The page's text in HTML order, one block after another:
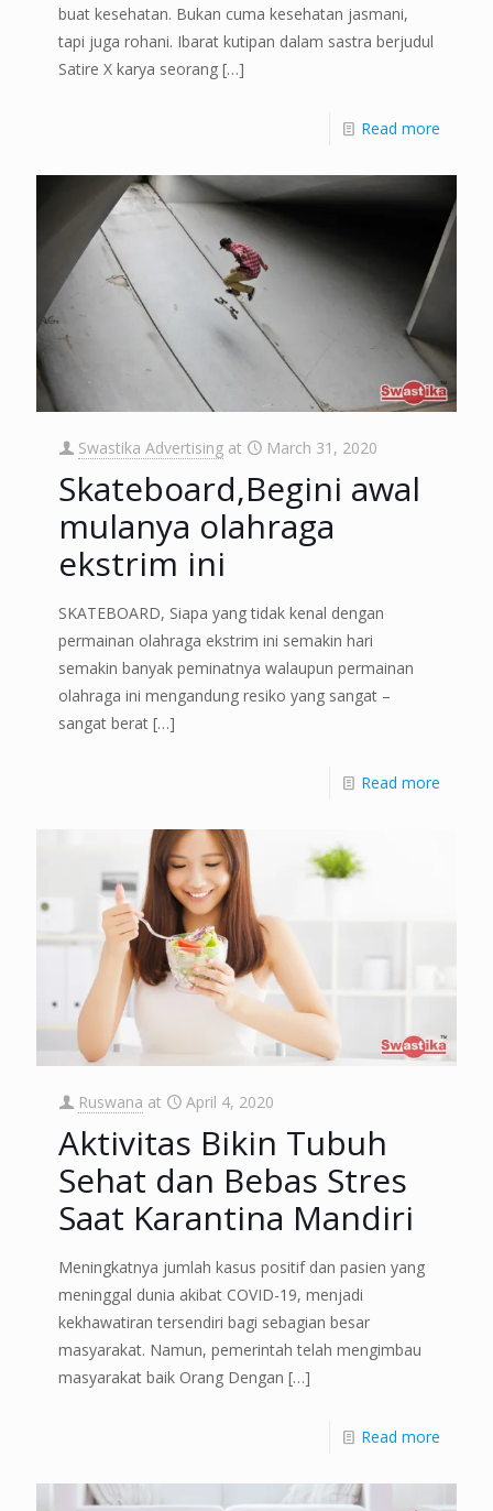
buat kesehatan. Bukan cuma kesehatan jasmani,
tapi juga rohani. Ibarat kutipan dalam sastra berjudul
Satire X karya seorang […]
Read more
Swastika Advertising at March 31, 2020
Skateboard,Begini awal
mulanya olahraga
ekstrim ini
SKATEBOARD, Siapa yang tidak kenal dengan
permainan olahraga ekstrim ini semakin hari
semakin banyak peminatnya walaupun permainan
olahraga ini mengandung resiko yang sangat –
sangat berat […]
Read more
Ruswana at April 4, 2020
Aktivitas Bikin Tubuh
Sehat dan Bebas Stres
Saat Karantina Mandiri
Meningkatnya jumlah kasus positif dan pasien yang
meninggal dunia akibat COVID-19, menjadi
kekhawatiran tersendiri bagi sebagian besar
masyarakat. Namun, pemerintah telah mengimbau
masyarakat baik Orang Dengan […]
Read more